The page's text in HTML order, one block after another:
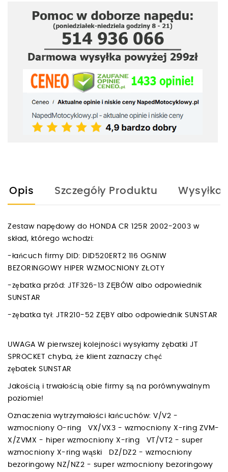
Opis Szczegóły Produktu Wysyłka
Zestaw napędowy do HONDA CR 125R 2002-2003 w
skład, którego wchodzi:
-łańcuch firmy DID: DID520ERT2 116 OGNIW
BEZORINGOWY HIPER WZMOCNIONY ZŁOTY
-zębatka przód: JTF326-13 ZĘBÓW albo odpowiednik
SUNSTAR
-zębatka tył: JTR210-52 ZĘBY albo odpowiednik SUNSTAR
UWAGA W pierwszej kolejności wysyłamy zębatki JT
SPROCKET chyba, że klient zaznaczy chęć
zębatek SUNSTAR
Jakością i trwałością obie firmy są na porównywalnym
poziomie!
Oznaczenia wytrzymałości łańcuchów: V/V2 -
wzmocniony O-ring VX/VX3 - wzmocniony X-ring ZVM-
X/ZVMX - hiper wzmocniony X-ring VT/VT2 - super
wzmocniony X-ring wąski DZ/DZ2 - wzmocniony
bezoringowy NZ/NZ2 - super wzmocniony bezoringowy